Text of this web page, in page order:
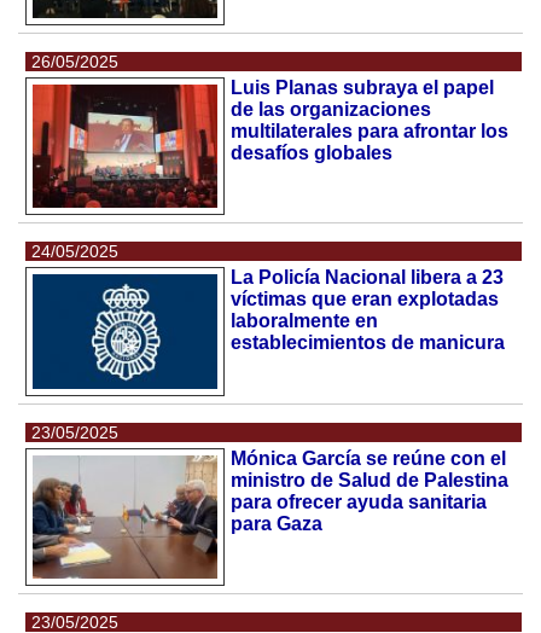
26/05/2025
Luis Planas subraya el papel
de las organizaciones
multilaterales para afrontar los
desafíos globales
24/05/2025
La Policía Nacional libera a 23
víctimas que eran explotadas
laboralmente en
establecimientos de manicura
23/05/2025
Mónica García se reúne con el
ministro de Salud de Palestina
para ofrecer ayuda sanitaria
para Gaza
23/05/2025